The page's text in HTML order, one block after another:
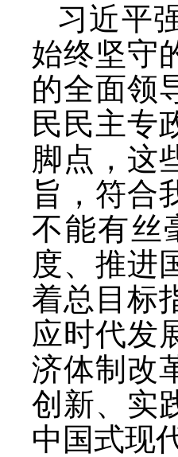
习近平
始终坚守
的全面领
民民主专
脚点，这
旨，符合
不能有丝
度、推进
着总目标
应时代发
济体制改
创新、实
中国式现